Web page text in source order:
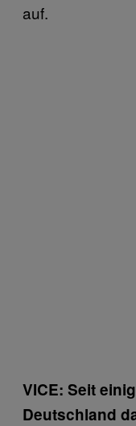
auf.
VICE: Seit
Deutschland